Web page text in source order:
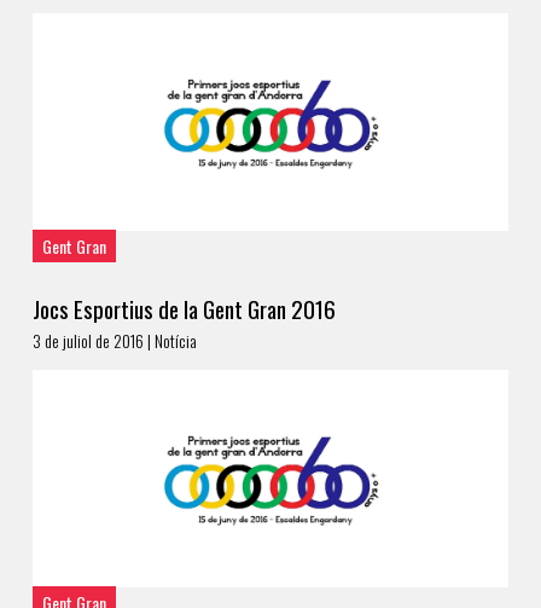
Gent Gran
Jocs Esportius de la Gent Gran 2016
3 de juliol de 2016 | Notícia
Gent Gran